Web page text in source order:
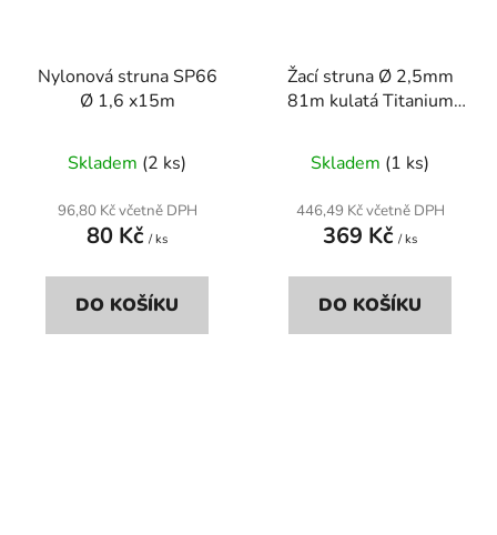
Nylonová struna SP66
Ø 1,6 x15m
Skladem (2 ks)
96,80 Kč včetně DPH
80 Kč / ks
DO KOŠÍKU
Žací struna Ø 2,5mm
81m kulatá Titanium
Skladem (1 ks)
446,49 Kč včetně DPH
369 Kč / ks
DO KOŠÍKU